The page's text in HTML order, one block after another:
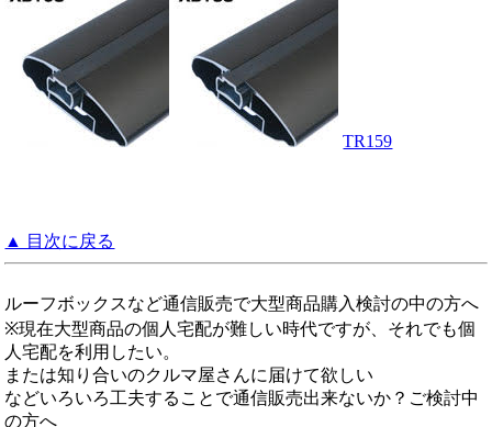
TR159
▲ 目次に戻る
ルーフボックスなど通信販売で大型商品購入検討の中の方へ
※現在大型商品の個人宅配が難しい時代ですが、それでも個
人宅配を利用したい。
または知り合いのクルマ屋さんに届けて欲しい
などいろいろ工夫することで通信販売出来ないか？ご検討中
の方へ